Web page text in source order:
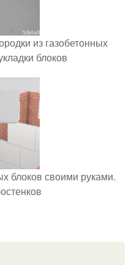
из газобетонных
блоков
блоков своими руками.